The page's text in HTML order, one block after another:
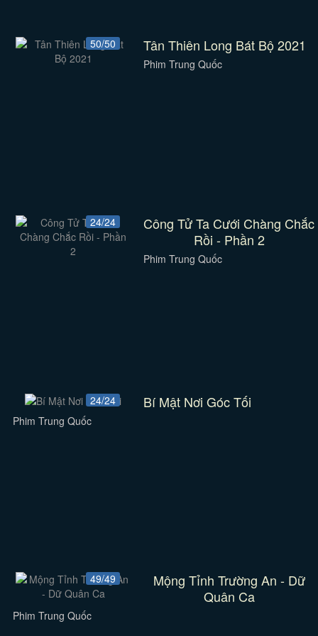
50/50 Tân Thiên Long Bát Bộ 2021
Phim Trung Quốc
24/24
Công Tử Ta Cưới Chàng Chắc
Rồi - Phần 2
Phim Trung Quốc
24/24 Bí Mật Nơi Góc Tối
Phim Trung Quốc
49/49
Mộng Tỉnh Trường An - Dữ
Quân Ca
Phim Trung Quốc